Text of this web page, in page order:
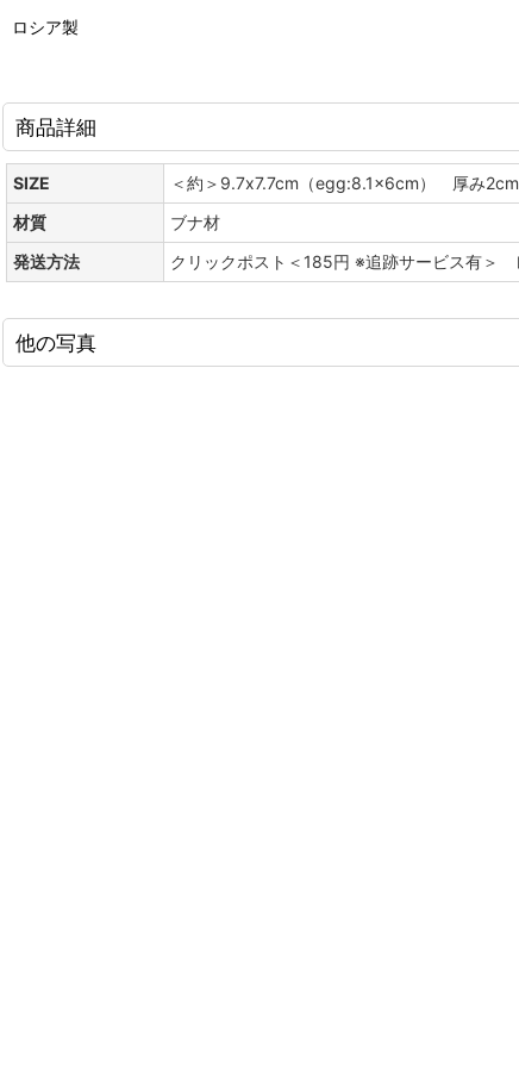
ロシア製
商品詳細
SIZE
＜約＞9.7x7.7cm（egg:8.1x6cm） 厚み2cm
材質
ブナ材
発送方法
クリックポスト＜185円 ※追跡サービス有
他の写真